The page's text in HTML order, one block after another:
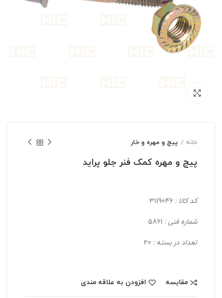
خانه پیچ و مهره و خار
پیچ و مهره کمک فنر جلو پراید
کد کالا :
شماره فنی :
تعداد در بسته :
مقایسه افزودن به علاقه مندی